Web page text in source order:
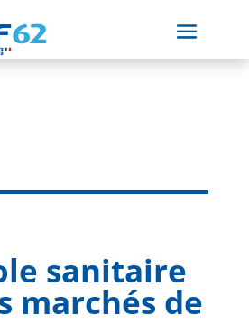
sanitaire
marchés de